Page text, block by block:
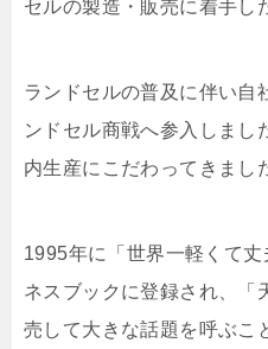
セルの製造・販売に着手し
ランドセルの普及に伴い自
ンドセル商戦へ参入しまし
内生産にこだわってきまし
1995年に「世界一軽くて
ネスブックに登録され、「
売して大きな話題を呼ぶこ